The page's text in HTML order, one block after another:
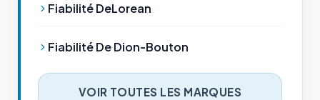
Fiabilité DeLorean
Fiabilité De Dion-Bouton
VOIR TOUTES LES MARQUES